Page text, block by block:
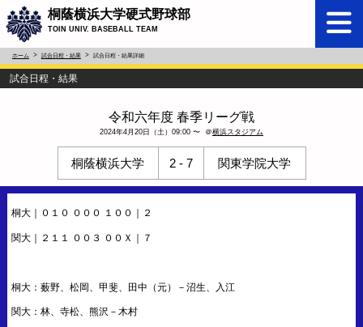
桐蔭横浜大学硬式野球部
TOIN UNIV. BASEBALL TEAM
ホーム 試合日程・結果 試合日程・結果詳細
試合日程・結果
令和六年度 春季リーグ戦
2024年4月20日（土）09:00 〜 ＠横浜スタジアム
桐蔭横浜大学 2 - 7 関東学院大学
桐大｜０１０ ０００ １００｜２
関大｜２１１ ００３ ００Ｘ｜７
桐大：薮野、松岡、甲斐、田中（元）－沼生、入江
関大：林、寺松、熊沢－木村